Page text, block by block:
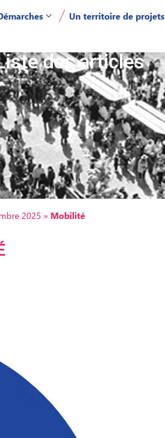
Un territoire de projets
des articles
2025 » Mobilité